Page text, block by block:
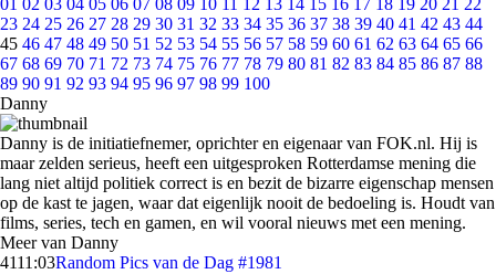
01 02 03 04 05 06 07 08 09 10 11 12 13 14 15 16 17 18 19 20 21 22
23 24 25 26 27 28 29 30 31 32 33 34 35 36 37 38 39 40 41 42 43 44
45 46 47 48 49 50 51 52 53 54 55 56 57 58 59 60 61 62 63 64 65 66
67 68 69 70 71 72 73 74 75 76 77 78 79 80 81 82 83 84 85 86 87 88
89 90 91 92 93 94 95 96 97 98 99 100
Danny
Danny is de initiatiefnemer, oprichter en eigenaar van FOK.nl. Hij is
maar zelden serieus, heeft een uitgesproken Rotterdamse mening die
lang niet altijd politiek correct is en bezit de bizarre eigenschap mensen
op de kast te jagen, waar dat eigenlijk nooit de bedoeling is. Houdt van
films, series, tech en gamen, en wil vooral nieuws met een mening.
Meer van Danny
4111:03Random Pics van de Dag #1981